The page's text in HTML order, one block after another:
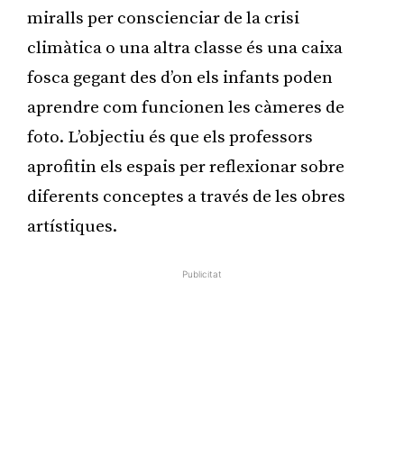
miralls per conscienciar de la crisi
climàtica o una altra classe és una caixa
fosca gegant des d’on els infants poden
aprendre com funcionen les càmeres de
foto. L’objectiu és que els professors
aprofitin els espais per reflexionar sobre
diferents conceptes a través de les obres
artístiques.
Publicitat